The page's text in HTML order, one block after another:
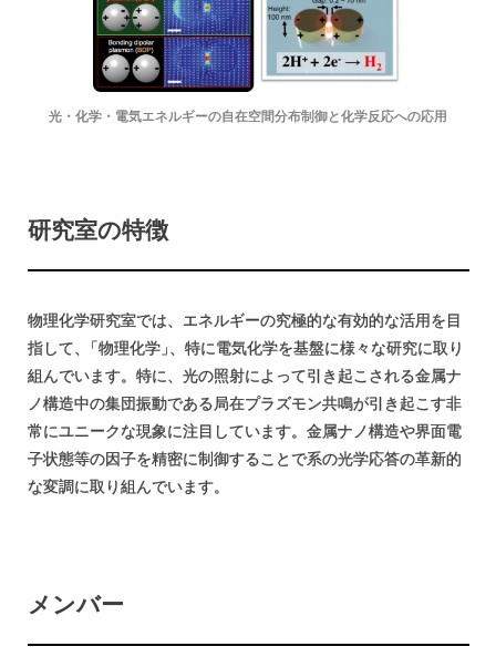
光・化学・電気エネルギーの自在空間分布制御と化学反応への応用
研究室の特徴
物理化学研究室では、エネルギーの究極的な有効的な活用を目
指して、 「物理化学」、特に電気化学を基盤に様々な研究に取り
組んでいます。特に、光の照射によって引き起こされる金属ナ
ノ構造中の集団振動である局在プラズモン共鳴が引き起こす非
常にユニークな現象に注目しています。金属ナノ構造や界面電
子状態等の因子を精密に制御することで系の光学応答の革新的
な変調に取り組んでいます。
メンバー